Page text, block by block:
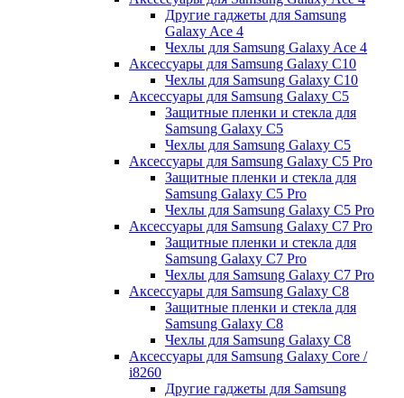
Другие гаджеты для Samsung
Galaxy Ace 4
Чехлы для Samsung Galaxy Ace 4
Аксессуары для Samsung Galaxy C10
Чехлы для Samsung Galaxy C10
Аксессуары для Samsung Galaxy C5
Защитные пленки и стекла для
Samsung Galaxy C5
Чехлы для Samsung Galaxy C5
Аксессуары для Samsung Galaxy C5 Pro
Защитные пленки и стекла для
Samsung Galaxy C5 Pro
Чехлы для Samsung Galaxy C5 Pro
Аксессуары для Samsung Galaxy C7 Pro
Защитные пленки и стекла для
Samsung Galaxy C7 Pro
Чехлы для Samsung Galaxy C7 Pro
Аксессуары для Samsung Galaxy C8
Защитные пленки и стекла для
Samsung Galaxy C8
Чехлы для Samsung Galaxy C8
Аксессуары для Samsung Galaxy Core /
i8260
Другие гаджеты для Samsung